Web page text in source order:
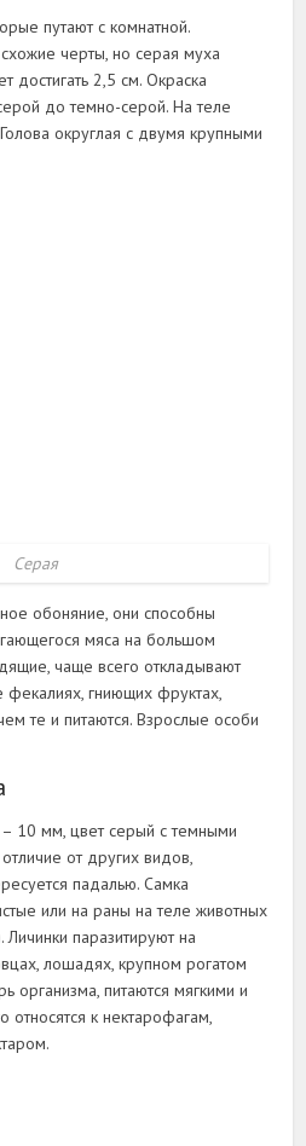
путают с комнатной.
черты, но серая муха
достигать 2,5 см. Окраска
до темно-серой. На теле
округлая с двумя крупными
Серая
обоняние, они способны
мяса на большом
чаще всего откладывают
фекалиях, гниющих фруктах,
те и питаются. Взрослые особи
10 мм, цвет серый с темными
от других видов,
падалью. Самка
или на раны на теле животных
паразитируют на
лошадях, крупном рогатом
организма, питаются мягкими и
к нектарофагам,